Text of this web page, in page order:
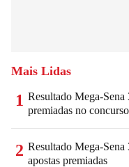
Mais Lidas
1 Resultado Mega-Sena
premiadas no concurso
2 Resultado Mega-Sena
apostas premiadas